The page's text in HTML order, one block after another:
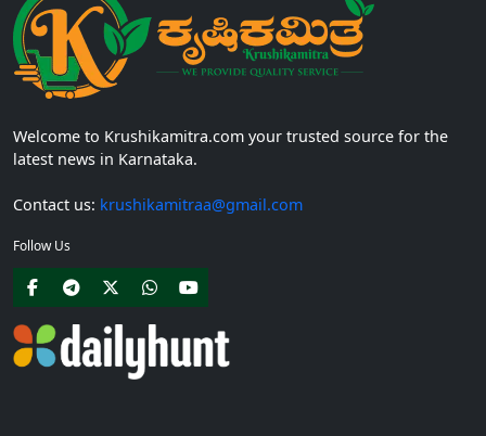
Welcome to Krushikamitra.com your trusted source for the
latest news in Karnataka.
Contact us: krushikamitraa@gmail.com
Follow Us